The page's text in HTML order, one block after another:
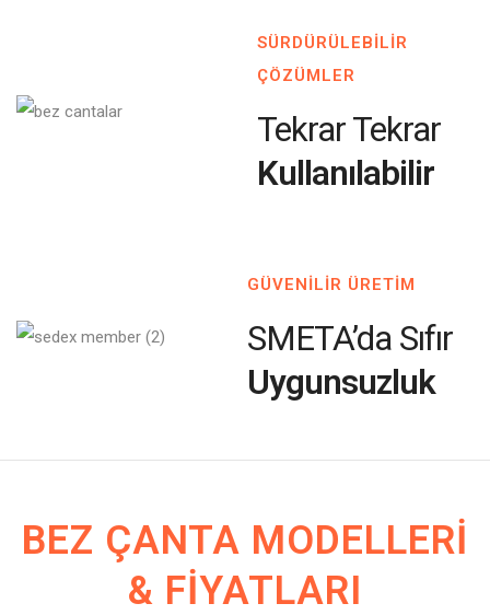
SÜRDÜRÜLEBİLİR
ÇÖZÜMLER
Tekrar Tekrar
Kullanılabilir
GÜVENİLİR ÜRETİM
SMETA’da Sıfır
Uygunsuzluk
BEZ ÇANTA MODELLERI
& FIYATLARI